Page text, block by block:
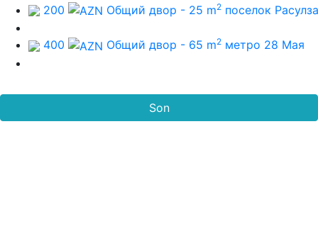
200 Общий двор - 25 m2 поселок
400 Общий двор - 65 m2 метро 28 Мая
Son